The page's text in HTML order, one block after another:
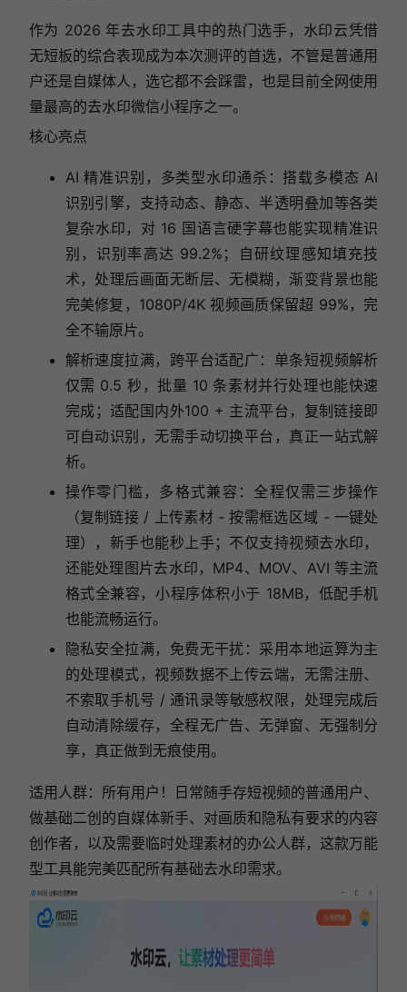
作为 2026 年去水印工具中的热门选手，水印云凭借
无短板的综合表现成为本次测评的首选，不管是普通用
户还是自媒体人，选它都不会踩雷，也是目前全网使用
量最高的去水印微信小程序之一。
核心亮点
AI 精准识别，多类型水印通杀：搭载多模态 AI
识别引擎，支持动态、静态、半透明叠加等各类
复杂水印，对 16 国语言硬字幕也能实现精准识
别，识别率高达 99.2%；自研纹理感知填充技
术，处理后画面无断层、无模糊，渐变背景也能
完美修复，1080P/4K 视频画质保留超 99%，完
全不输原片。
解析速度拉满，跨平台适配广：单条短视频解析
仅需 0.5 秒，批量 10 条素材并行处理也能快速
完成；适配国内外100 + 主流平台，复制链接即
可自动识别，无需手动切换平台，真正一站式解
析。
操作零门槛，多格式兼容：全程仅需三步操作
（复制链接 / 上传素材 - 按需框选区域 - 一键处
理），新手也能秒上手；不仅支持视频去水印，
还能处理图片去水印，MP4、MOV、AVI 等主流
格式全兼容，小程序体积小于 18MB，低配手机
也能流畅运行。
隐私安全拉满，免费无干扰：采用本地运算为主
的处理模式，视频数据不上传云端，无需注册、
不索取手机号 / 通讯录等敏感权限，处理完成后
自动清除缓存，全程无广告、无弹窗、无强制分
享，真正做到无痕使用。
适用人群：所有用户！日常随手存短视频的普通用户、
做基础二创的自媒体新手、对画质和隐私有要求的内容
创作者，以及需要临时处理素材的办公人群，这款万能
型工具能完美匹配所有基础去水印需求。